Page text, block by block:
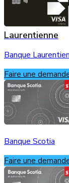
Laurentienne
Banque
Faire une
Banque Scotia
Faire une